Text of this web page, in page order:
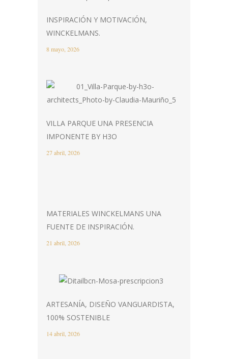
INSPIRACIÓN Y MOTIVACIÓN,
WINCKELMANS.
8 mayo, 2026
VILLA PARQUE UNA PRESENCIA
IMPONENTE BY H3O
27 abril, 2026
MATERIALES WINCKELMANS UNA
FUENTE DE INSPIRACIÓN.
21 abril, 2026
ARTESANÍA, DISEÑO VANGUARDISTA,
100% SOSTENIBLE
14 abril, 2026